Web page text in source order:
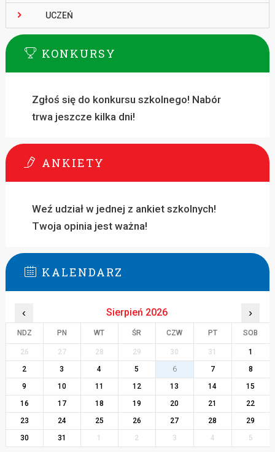
UCZEŃ
KONKURSY
Zgłoś się do konkursu szkolnego! Nabór
trwa jeszcze kilka dni!
ANKIETY
Weź udział w jednej z ankiet szkolnych!
Twoja opinia jest ważna!
KALENDARZ
‹ Sierpień 2026 ›
NDZ PN WT ŚR CZW PT SOB
26 27 28 29 30 31
1
2
3 4 5 6 7
8
9
10 11 12 13 14
15
16
17 18 19 20 21
22
23
24 25 26 27 28
29
30
31 1 2 3 4 5